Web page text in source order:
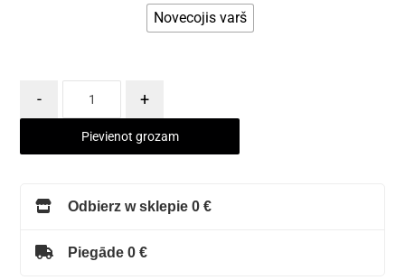
Novecojis varš
- +
Pievienot grozam
Odbierz w sklepie 0 €
Piegāde 0 €